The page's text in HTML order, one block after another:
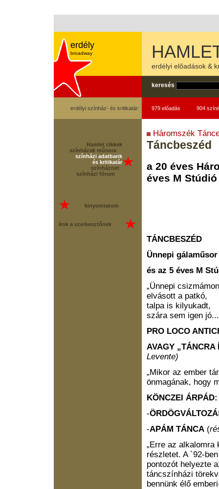
erdély
broadway
erdélyi előadások &
keresés
erdélyi színház- és kritikatár: 979 előadás 904
Háromszék
Táncbeszéd
a 20 éves
éves M
TÁNCBESZÉD
Ünnepi
és az 5 éves M
„Ünnepi csizmámon
elvásott a patkó,
talpa is kilyukadt,
szára sem igen
PRO LOCO
AVAGY
Levente)
„Mikor az ember
önmagának, hogy
KÖNCZEI ÁRPÁD:
-
-APÁM TÁNCA (
„Erre az alkalomra
részletet. A `92-
pontozót helyezte
táncszínházi
bennünk élő
Hamlet cikkek
színházak műsora
színházi adatbank
és kritikatár
színháznet
színházi fórum
kinyomtatom
írok a szerkesztőnek